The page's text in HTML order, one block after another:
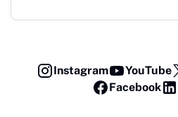
Instagram YouTube
Facebook